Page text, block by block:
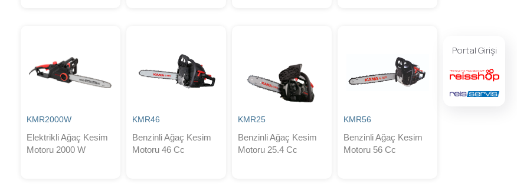
KMR2000W
Elektrikli Ağaç Kesim
Motoru 2000 W
KMR46
Benzinli Ağaç Kesim
Motoru 46 Cc
KMR25
Benzinli Ağaç Kesim
Motoru 25.4 Cc
KMR56
Benzinli Ağaç Kesim
Motoru 56 Cc
Portal Girişi